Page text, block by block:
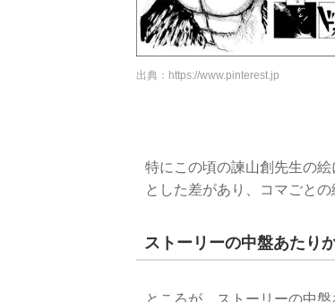
出典： https://www.pinterest.jp
特にこの頃の諫山創先生の
とした差があり、コマごと
ストーリーの中盤あたり
ところが、ストーリーの中